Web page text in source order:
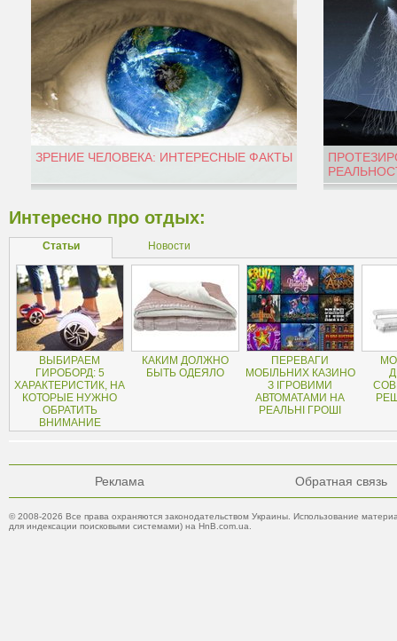
ЗРЕНИЕ ЧЕЛОВЕКА: ИНТЕРЕСНЫЕ ФАКТЫ
Интересно про отдых:
Статьи Новости
ВЫБИРАЕМ
ГИРОБОРД: 5
ХАРАКТЕРИСТИК, НА
КОТОРЫЕ НУЖНО
ОБРАТИТЬ
ВНИМАНИЕ
КАКИМ ДОЛЖНО
БЫТЬ ОДЕЯЛО
ПЕРЕВАГИ
МОБІЛЬНИХ КАЗИНО
З ІГРОВИМИ
АВТОМАТАМИ НА
РЕАЛЬНІ ГРОШІ
Реклама Обратная связь
© 2008-2026 Все права охраняются законодательством Украины. Использование
для индексации поисковыми системами) на HnB.com.ua.